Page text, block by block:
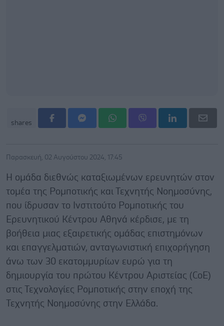
shares
Παρασκευή, 02 Αυγούστου 2024, 17:45
Η ομάδα διεθνώς καταξιωμένων ερευνητών στον
τομέα της Ρομποτικής και Τεχνητής Νοημοσύνης,
που ίδρυσαν το Ινστιτούτο Ρομποτικής του
Ερευνητικού Κέντρου Αθηνά κέρδισε, με τη
βοήθεια μιας εξαιρετικής ομάδας επιστημόνων
και επαγγελματιών, ανταγωνιστική επιχορήγηση
άνω των 30 εκατομμυρίων ευρώ για τη
δημιουργία του πρώτου Κέντρου Αριστείας (CoE)
στις Τεχνολογίες Ρομποτικής στην εποχή της
Τεχνητής Νοημοσύνης στην Ελλάδα.